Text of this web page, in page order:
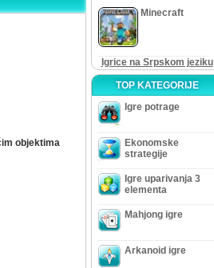
objektima
Minecraft
Igrice na Srpskom jeziku
TOP KATEGORIJE
Igre potrage
Ekonomske
strategije
Igre uparivanja 3
elementa
Mahjong igre
Arkanoid igre